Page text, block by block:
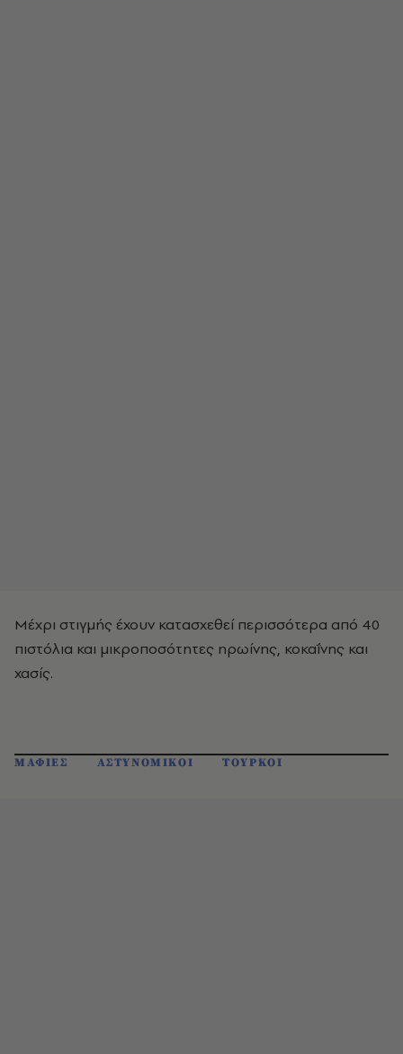
Μέχρι στιγμής έχουν κατασχεθεί περισσότερα από 40
πιστόλια και μικροποσότητες ηρωίνης, κοκαΐνης και
χασίς.
ΜΑΦΙΕΣ ΑΣΤΥΝΟΜΙΚΟΙ ΤΟΥΡΚΟΙ